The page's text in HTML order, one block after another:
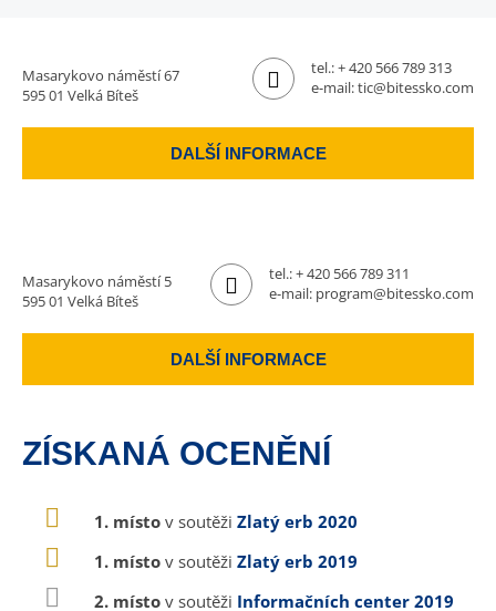
Masarykovo náměstí 67
595 01 Velká Bíteš
tel.:+ 420 566 789 313
e-mail:tic@bitessko.com
DALŠÍ INFORMACE
Masarykovo náměstí 5
595 01 Velká Bíteš
tel.:+ 420 566 789 311
e-mail: program@bitessko.com
DALŠÍ INFORMACE
ZÍSKANÁ OCENĚNÍ
1. místo v soutěži Zlatý erb 2020
1. místo v soutěži Zlatý erb 2019
2. místo v soutěži Informačních center 2019